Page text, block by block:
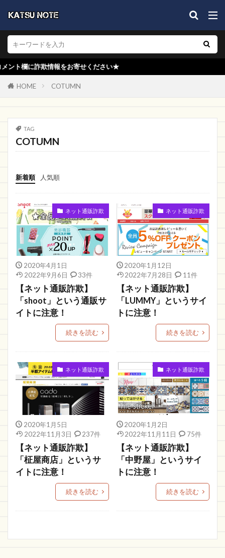
退会
TORPED0
ケイスクワッド
ライフモール 通販
OPEN
starts
OFFSKI ノートブック
IBELIEVE
グリックス
Aguiia
店名がわからない
Jupiter Lock
木の靴屋
シーザーショップ
帽子
DISCOVER LAPLAP
ロレックス
BBLWKA
知恵袋
クレジットカード
激安通販特集
花・ガーデン・DIY
楽天
スーパーソリティア
振り込み詐欺
楽天市場店
Toyoshou
Nekokin
警察 国内最大級
マスク通販
SPRAGiA
快適生活ショップ
快適生活
GIRASSOL
flick
架空口座 熊野モール
ペイペイ
Sky Ward
連絡できない
ポイント
掲示板
アニメ new 株式会社
カレ
TEN TO TEN
XCJEC 情報
売優美
サカゼン
神明 PROTY販売店
Grace
ブランド
ショッピン
特集Shop
star cosme
L FABRIC
タマホーム
ちまる
KKleen-Tex まとめ
特価Store
店名が読めない
猫
拡散
daisy
Clk専門ショップ Spi
MIUBお
詐欺情報をお寄せください★
HOME COTUMN
TAG
COTUMN
新着順 人気順
ネット通販詐欺
2020年4月1日
2022年9月6日
33件
【ネット通販詐欺】
「shoot」という通販サ
イトに注意！
続きを読む
ネット通販詐欺
2020年1月12日
2022年7月28日
11件
【ネット通販詐欺】
「LUMMY」というサイ
トに注意！
続きを読む
ネット通販詐欺
2020年1月5日
2022年11月3日
237件
【ネット通販詐欺】
「柾屋商店」というサ
イトに注意！
続きを読む
ネット通販詐欺
2020年1月2日
2022年11月11日
75件
【ネット通販詐欺】
「中野屋」というサイ
トに注意！
続きを読む